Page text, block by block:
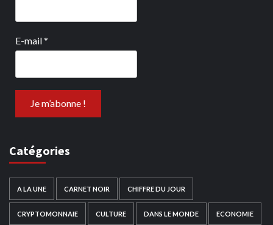
E-mail*
Catégories
A LA UNE CARNET NOIR CHIFFRE DU JOUR
CRYPTOMONNAIE CULTURE DANS LE MONDE ECONOMIE